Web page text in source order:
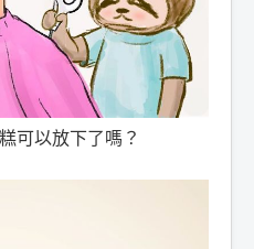
可以放下了嗎？